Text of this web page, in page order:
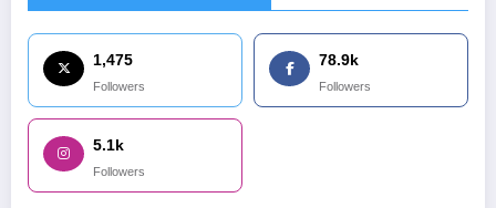
1,475
Followers
78.9k
Followers
5.1k
Followers